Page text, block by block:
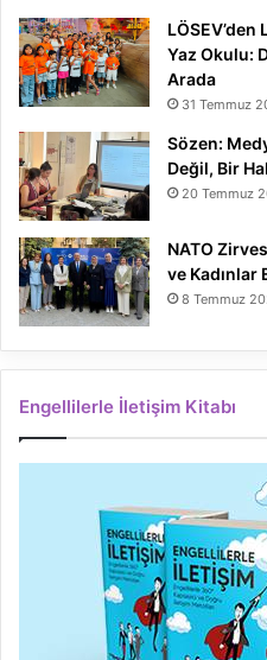
Yaz Okulu:
Arada
31 Temmuz
Sözen:
Değil, Bir
20 Temmuz
NATO
ve Kadınlar
8 Temmuz
Engellilerle İletişim Kitabı